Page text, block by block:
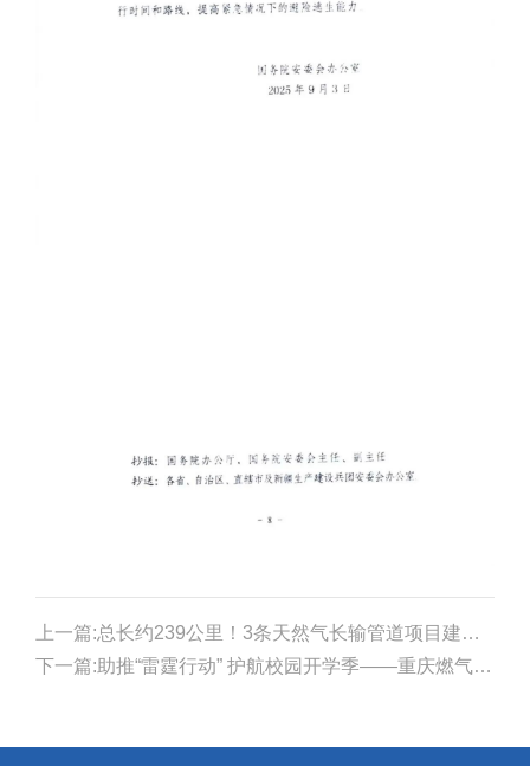
上一篇:总长约239公里！3条天然气长输管道项目建设启动
下一篇:助推“雷霆行动” 护航校园开学季——重庆燃气集团江北分公司开展校园燃气泄漏应急演练